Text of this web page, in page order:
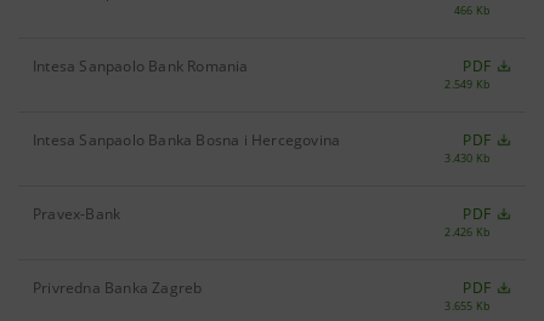
466 Kb
Intesa Sanpaolo Bank Romania PDF
2.549 Kb
Intesa Sanpaolo Banka Bosna i Hercegovina PDF
3.430 Kb
Pravex-Bank PDF
2.426 Kb
Privredna Banka Zagreb PDF
3.655 Kb